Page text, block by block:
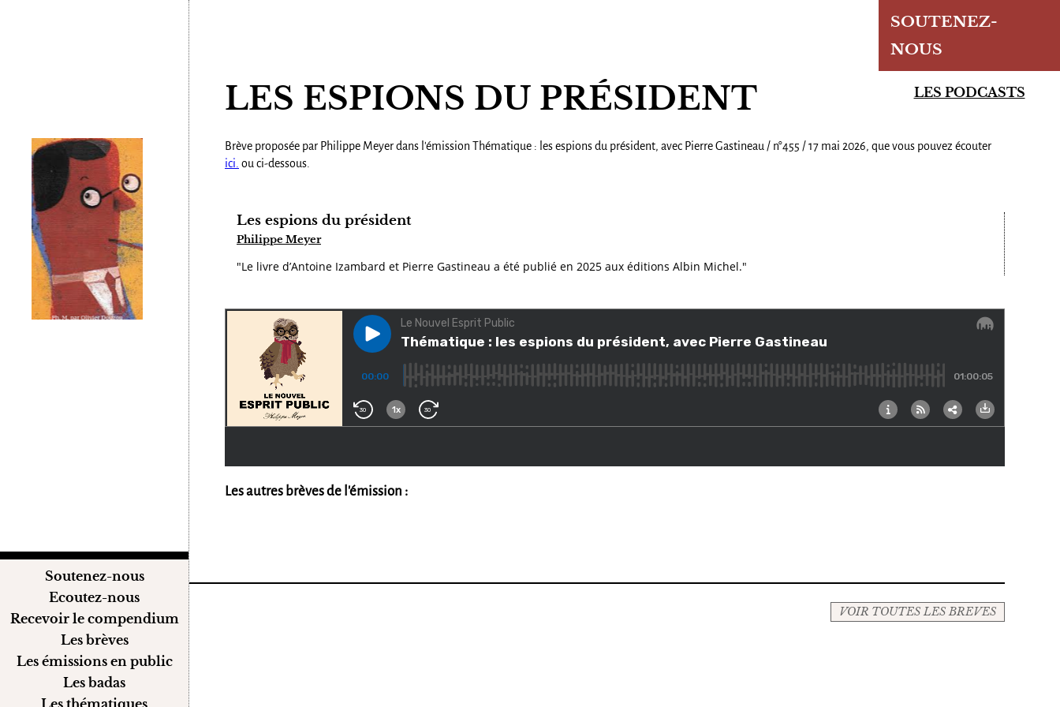
SOUTENEZ-
NOUS
LES PODCASTS
Soutenez-nous
Ecoutez-nous
Recevoir le compendium
Les brèves
Les émissions en public
Les badas
Les thématiques
LES ESPIONS DU PRÉSIDENT
Brève proposée par Philippe Meyer dans l'émission Thématique : les espions du président, avec Pierre Gastineau / n°455 / 17 mai 2026, que vous pouvez écouter
ici. ou ci-dessous.
Les espions du président
Philippe Meyer
"Le livre d’Antoine Izambard et Pierre Gastineau a été publié en 2025 aux éditions Albin Michel."
Les autres brèves de l'émission :
VOIR TOUTES LES BREVES